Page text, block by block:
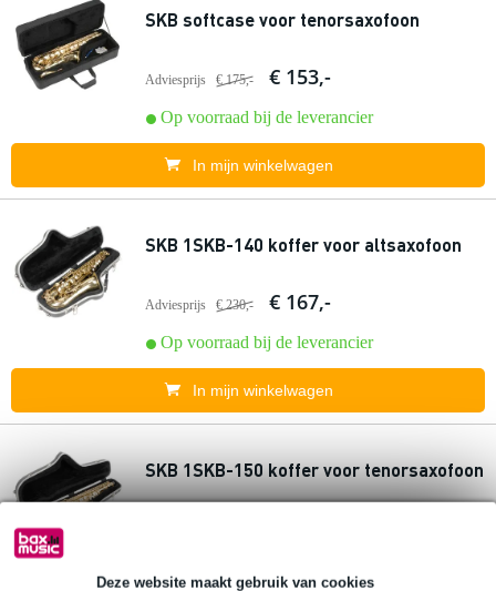
Deze website maakt gebruik van cookies
SKB softcase voor tenorsaxofoon
Adviesprijs € 175,- € 153,-
Op voorraad bij de leverancier
In mijn winkelwagen
SKB 1SKB-140 koffer voor altsaxofoon
Adviesprijs € 230,- € 167,-
Op voorraad bij de leverancier
In mijn winkelwagen
SKB 1SKB-150 koffer voor tenorsaxofoon